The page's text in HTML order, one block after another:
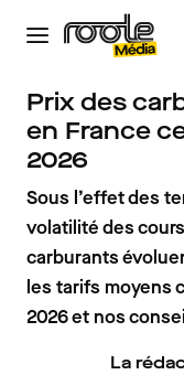
Prix des
en France
2026
Sous l’effet des
volatilité des
carburants
les tarifs moyens
2026 et nos
La